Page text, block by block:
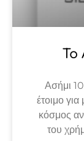
Το
Ασήμι
έτοιμο
κόσμος
του